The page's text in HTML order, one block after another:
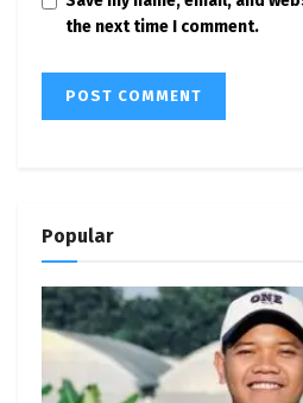
the next time I comment.
Popular